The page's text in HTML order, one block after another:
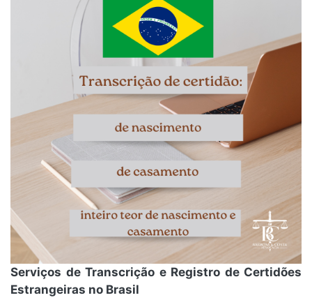
Serviços de Transcrição e Registro de Certidões
Estrangeiras no Brasil